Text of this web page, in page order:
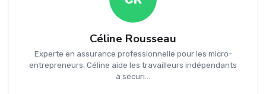
Céline Rousseau
Experte en assurance professionnelle pour les micro-
entrepreneurs, Céline aide les travailleurs indépendants
à sécuri...